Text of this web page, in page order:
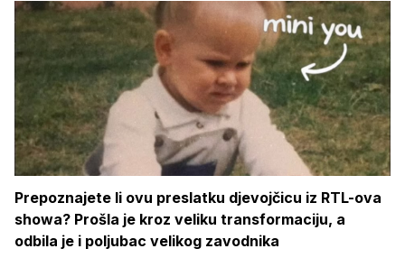
Prepoznajete li ovu preslatku djevojčicu iz RTL-ova
showa? Prošla je kroz veliku transformaciju, a
odbila je i poljubac velikog zavodnika